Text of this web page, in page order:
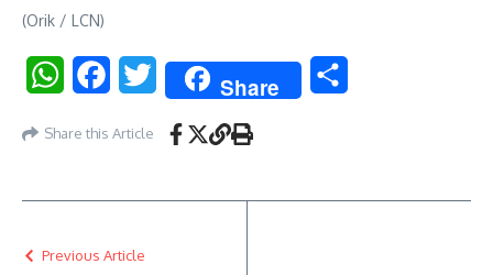
(Orik / LCN)
WhatsAppFacebookTwitter Share
Share this Article
Previous Article